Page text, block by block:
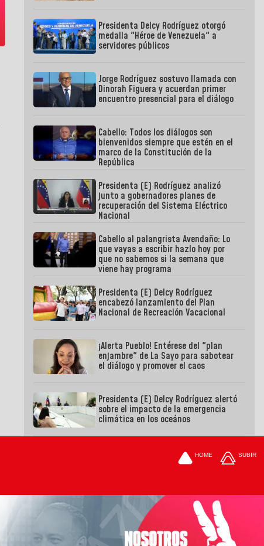
Presidenta Delcy Rodríguez otorgó
medalla "Héroe de Venezuela" a
servidores públicos
Jorge Rodríguez sostuvo llamada con
Dinorah Figuera y acuerdan primer
encuentro presencial para el diálogo
Cabello: Todos los diálogos son
bienvenidos siempre que estén en el
marco de la Constitución de la
República
Presidenta (E) Rodríguez analizó
junto a gobernadores planes de
recuperación del Sistema Eléctrico
Nacional
Cabello al palangrista Avendaño: Lo
que vayas a escribir hazlo hoy por
que no sabemos si la semana que
viene hay programa
Presidenta (E) Delcy Rodríguez
encabezó lanzamiento del Plan
Nacional de Recreación Vacacional
¡Alerta Pueblo! Entérese del "plan
enjambre" de La Sayo para sabotear
el diálogo y promover el caos
Presidenta (E) Delcy Rodríguez alertó
sobre el impacto de la emergencia
climática en los oceános
HOME SUBIR